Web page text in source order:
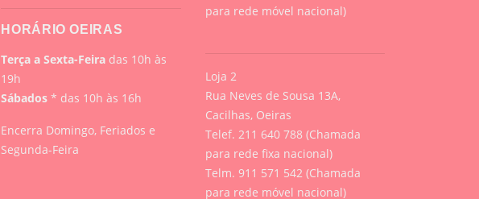
HORÁRIO OEIRAS
Terça a Sexta-Feira das 10h às
19h
Sábados* das 10h às 16h
Encerra Domingo, Feriados e
Segunda-Feira
para rede móvel nacional)
Loja 2
Rua Neves de Sousa 13A,
Cacilhas, Oeiras
Telef. 211 640 788 (Chamada
para rede fixa nacional)
Telm. 911 571 542 (Chamada
para rede móvel nacional)